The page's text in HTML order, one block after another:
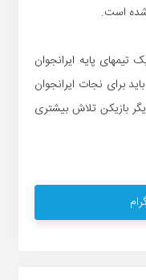
شده است.
پایه ایرانجوان
برای نجات ایرانجوان
بازیکن تلاش بیشتری